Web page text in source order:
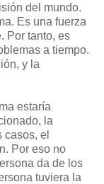
del mundo.
Es una fuerza
Por tanto, es
a tiempo.
y la
estaría
la
el
Por eso no
da de los
tuviera la